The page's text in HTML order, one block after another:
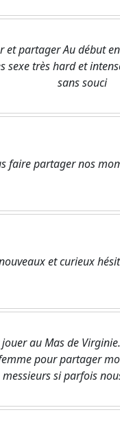
et partager Au début
sexe très hard et
sans souci
faire partager nos
et curieux
au Mas de
pour partager
si parfois